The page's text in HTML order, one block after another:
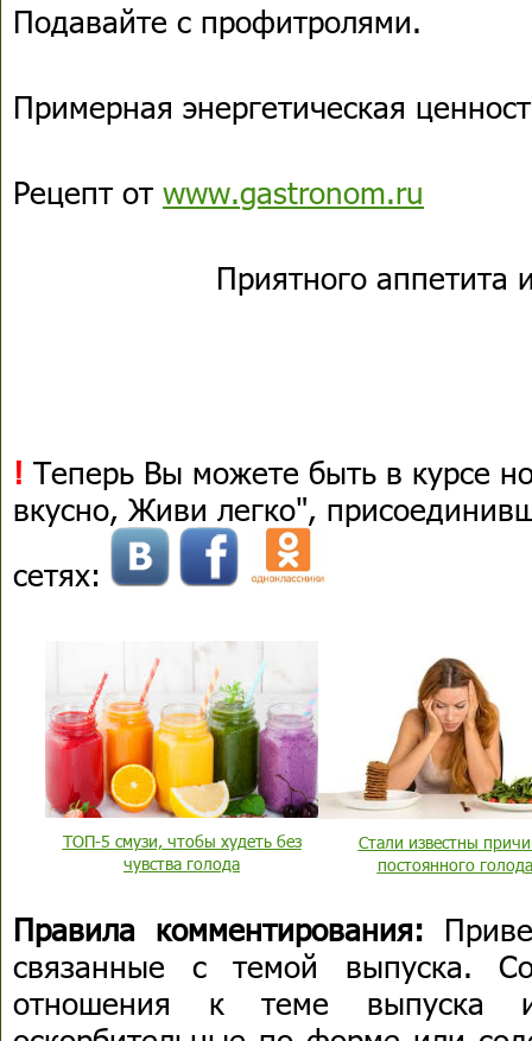
Подавайте с профитролями.
Примерная энергетическая
Рецепт от www.gastronom.ru
Приятного аппетита
! Теперь Вы можете быть в курсе
вкусно, Живи легко",
сетях:
ТОП-5 смузи, чтобы худеть без
чувства голода
Стали известны
постоянного голода
Правила комментирования:
связанные с темой выпуска.
отношения к теме выпуска